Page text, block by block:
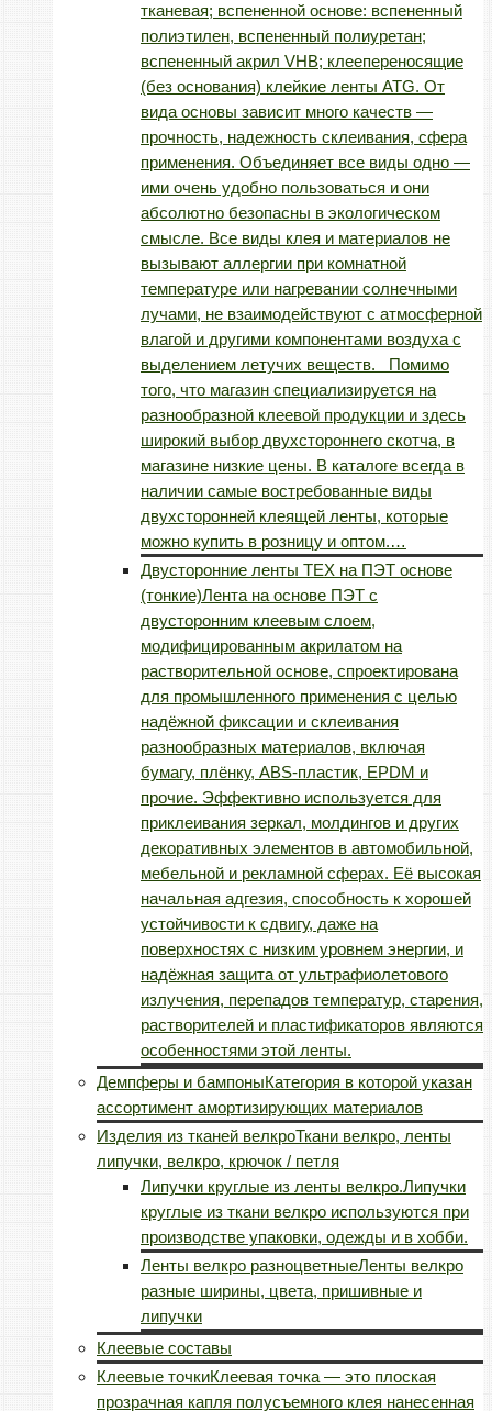
тканевая; вспененной основе: вспененный
полиэтилен, вспененный полиуретан;
вспененный акрил VHB; клеепереносящие
(без основания) клейкие ленты ATG. От
вида основы зависит много качеств —
прочность, надежность склеивания, сфера
применения. Объединяет все виды одно —
ими очень удобно пользоваться и они
абсолютно безопасны в экологическом
смысле. Все виды клея и материалов не
вызывают аллергии при комнатной
температуре или нагревании солнечными
лучами, не взаимодействуют с атмосферной
влагой и другими компонентами воздуха с
выделением летучих веществ. Помимо
того, что магазин специализируется на
разнообразной клеевой продукции и здесь
широкий выбор двухстороннего скотча, в
магазине низкие цены. В каталоге всегда в
наличии самые востребованные виды
двухсторонней клеящей ленты, которые
можно купить в розницу и оптом.…
Двусторонние ленты TEX на ПЭТ основе
(тонкие)Лента на основе ПЭТ с
двусторонним клеевым слоем,
модифицированным акрилатом на
растворительной основе, спроектирована
для промышленного применения с целью
надёжной фиксации и склеивания
разнообразных материалов, включая
бумагу, плёнку, ABS-пластик, EPDM и
прочие. Эффективно используется для
приклеивания зеркал, молдингов и других
декоративных элементов в автомобильной,
мебельной и рекламной сферах. Её высокая
начальная адгезия, способность к хорошей
устойчивости к сдвигу, даже на
поверхностях с низким уровнем энергии, и
надёжная защита от ультрафиолетового
излучения, перепадов температур, старения,
растворителей и пластификаторов являются
особенностями этой ленты.
Демпферы и бампоныКатегория в которой указан
ассортимент амортизирующих материалов
Изделия из тканей велкроТкани велкро, ленты
липучки, велкро, крючок / петля
Липучки круглые из ленты велкро.Липучки
круглые из ткани велкро используются при
производстве упаковки, одежды и в хобби.
Ленты велкро разноцветныеЛенты велкро
разные ширины, цвета, пришивные и
липучки
Клеевые составы
Клеевые точкиКлеевая точка — это плоская
прозрачная капля полусъемного клея нанесенная